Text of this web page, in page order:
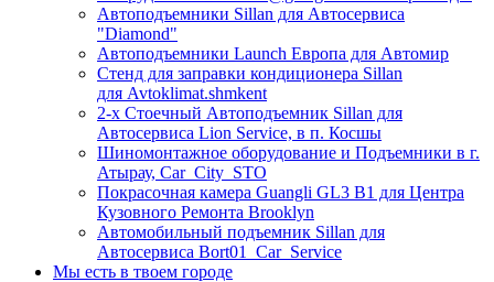
Автоподъемники Sillan для Автосервиса
"Diamond"
Автоподъемники Launch Европа для Автомир
Стенд для заправки кондиционера Sillan
для Avtoklimat.shmkent
2-х Стоечный Автоподъемник Sillan для
Автосервиса Lion Service, в п. Косшы
Шиномонтажное оборудование и Подъемники в г.
Атырау, Car_City_STO
Покрасочная камера Guangli GL3 B1 для Центра
Кузовного Ремонта Brooklyn
Автомобильный подъемник Sillan для
Автосервиса Bort01_Car_Service
Мы есть в твоем городе